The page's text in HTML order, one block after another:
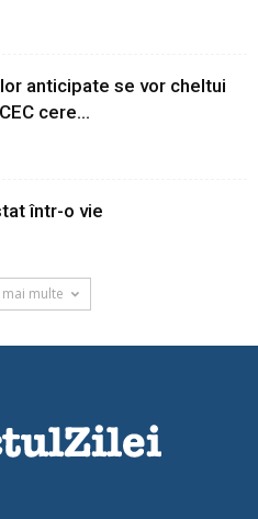
anticipate se vor cheltui
cere...
într-o vie
multe